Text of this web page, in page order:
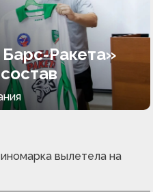
Ракета»
вылетела на